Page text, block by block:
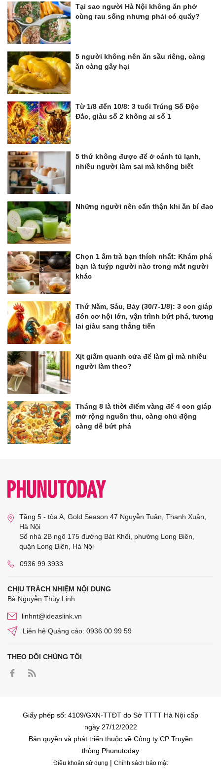
Tại sao người Hà Nội không ăn phở
cùng rau sống nhưng phải có quẩy?
5 người không nên ăn sầu riêng, càng
ăn càng gây hại
Từ 1/8 đến 10/8: 3 tuổi Trúng Số Độc
Đắc, giàu số 2 không ai số 1
5 thứ không được để ở cánh tủ lạnh,
nhiều người làm sai mà không biết
Những người nên cẩn thận khi ăn bí đao
Chọn 1 ấm trà bạn thích nhất: Khám phá
bạn là tuýp người nào trong mắt người
khác
Thứ Năm, Sáu, Bảy (30/7-1/8): 3 con giáp
đón cơ hội lớn, vận trình bứt phá, tương
lai giàu sang thẳng tiến
Xịt giấm quanh cửa để làm gì mà nhiều
người làm theo?
Tháng 8 là thời điểm vàng để 4 con giáp
mở rộng nguồn thu, càng chủ động
càng dễ bứt phá
Tầng 5 - tòa A, Gold Season 47 Nguyễn Tuân, Thanh Xuân,
Hà Nội
Số nhà 2B ngõ 175 đường Bát Khối, phường Long Biên,
quận Long Biên, Hà Nội
0936 99 3933
CHỊU TRÁCH NHIỆM NỘI DUNG
Bà Nguyễn Thùy Linh
linhnt@ideaslink.vn
Liên hệ Quảng cáo: 0936 00 99 59
THEO DÕI CHÚNG TÔI
Giấy phép số: 4109/GXN-TTĐT do Sở TTTT Hà Nội cấp
ngày 27/12/2022
Bản quyền và phát triển thuộc về Công ty CP Truyền
thông Phunutoday
Điều khoản sử dụng | Chính sách bảo mật